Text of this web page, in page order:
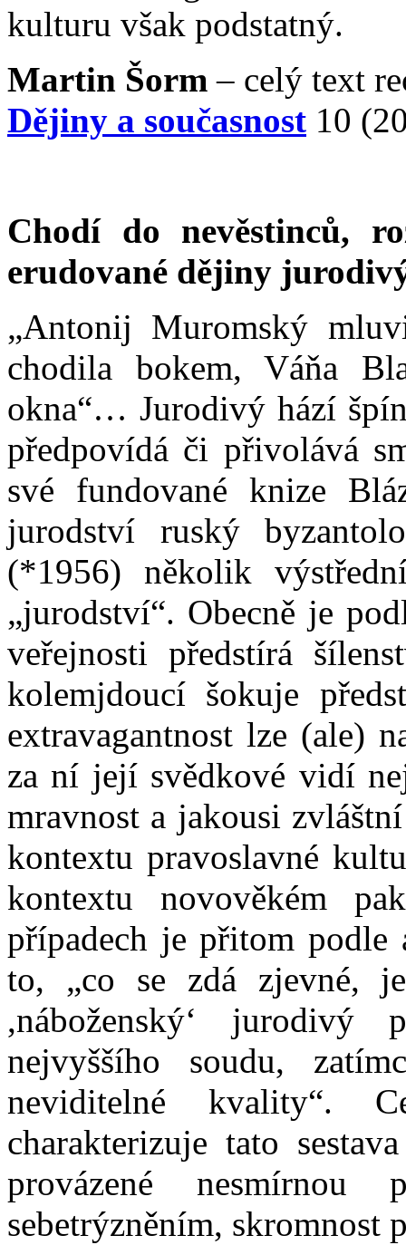
kulturu však podstatný.
Martin Šorm‒ celý text
Dějiny a současnost 10
Chodí do nevěstinců,
erudované dějiny
„Antonij Muromský
chodila bokem, Váňa
okna“… Jurodivý hází
předpovídá či přivolává
své fundované knize
jurodství ruský
(*1956) několik
„jurodství“. Obecně je
veřejnosti předstírá
kolemjdoucí šokuje
extravagantnost lze (ale)
za ní její svědkové vidí
mravnost a jakousi
kontextu pravoslavné
kontextu novověkém
případech je přitom podle
to, „co se zdá zjevné,
,náboženský‘ jurodivý
nejvyššího soudu,
neviditelné kvality“.
charakterizuje tato
provázené nesmírnou
sebetrýzněním, skromnost